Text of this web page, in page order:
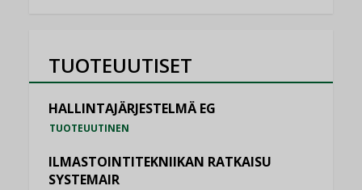
TUOTEUUTISET
HALLINTAJÄRJESTELMÄ EG
TUOTEUUTINEN
ILMASTOINTITEKNIIKAN RATKAISU
SYSTEMAIR